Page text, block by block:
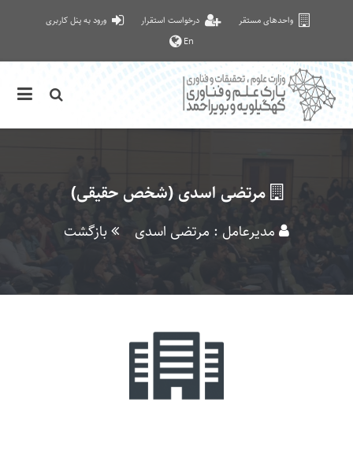
واحدهای مستقر درخواست استقرار
ورود به پنل کاربری
En
مرتضی اسدی (شخص حقیقی)
مدیرعامل : مرتضی اسدی بازگشت